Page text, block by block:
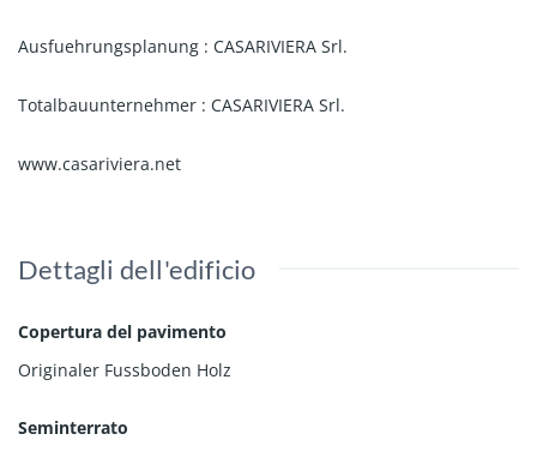
Ausfuehrungsplanung : CASARIVIERA Srl.
Totalbauunternehmer : CASARIVIERA Srl.
www.casariviera.net
Dettagli dell'edificio
Copertura del pavimento
Originaler Fussboden Holz
Seminterrato